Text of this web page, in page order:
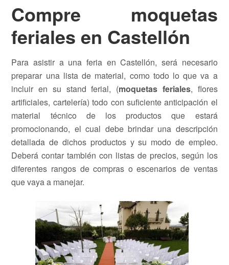
Compre moquetas
feriales en Castellón
Para asistir a una feria en Castellón, será necesario
preparar una lista de material, como todo lo que va a
incluir en su stand ferial, (moquetas feriales, flores
artificiales, cartelería) todo con suficiente anticipación el
material técnico de los productos que estará
promocionando, el cual debe brindar una descripción
detallada de dichos productos y su modo de empleo.
Deberá contar también con listas de precios, según los
diferentes rangos de compras o escenarios de ventas
que vaya a manejar.